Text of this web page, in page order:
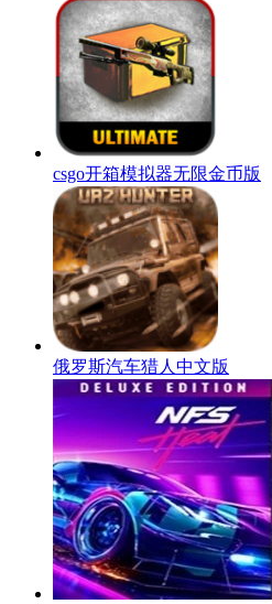
csgo开箱模拟器无限金币版
俄罗斯汽车猎人中文版